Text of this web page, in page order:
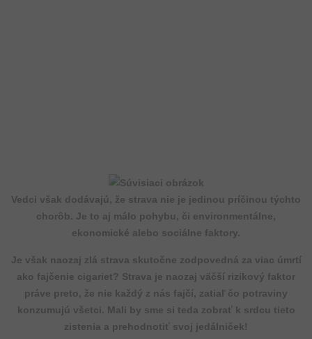
Vedci však dodávajú, že strava nie je jedinou príčinou týchto
chorôb. Je to aj málo pohybu, či environmentálne,
ekonomické alebo sociálne faktory.
Je však naozaj zlá strava skutočne zodpovedná za viac úmrtí
ako fajčenie cigariet? Strava je naozaj väčší rizikový faktor
práve preto, že nie každý z nás fajčí, zatiaľ čo potraviny
konzumujú všetci. Mali by sme si teda zobrať k srdcu tieto
zistenia a prehodnotiť svoj jedálniček!